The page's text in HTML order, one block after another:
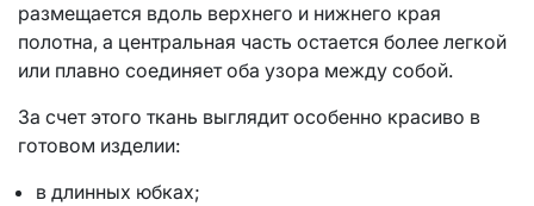
размещается вдоль верхнего и нижнего края
полотна, а центральная часть остается более легкой
или плавно соединяет оба узора между собой.
За счет этого ткань выглядит особенно красиво в
готовом изделии:
в длинных юбках;